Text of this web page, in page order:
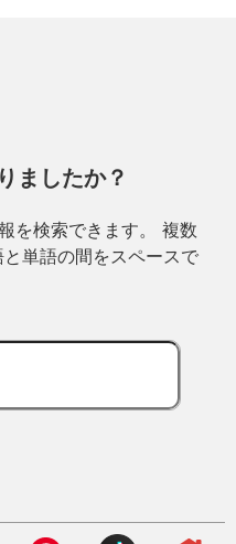
ましたか？
を検索できます。 複数
単語の間をスペースで